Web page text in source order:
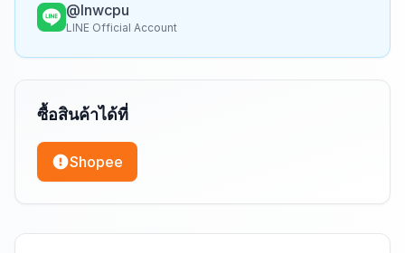
@lnwcpu
LINE Official Account
ซื้อสินค้าได้ที่
Shopee